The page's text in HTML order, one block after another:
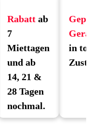
Rabatt ab
7
Miettagen
und ab
14, 21 &
28 Tagen
nochmal.
in